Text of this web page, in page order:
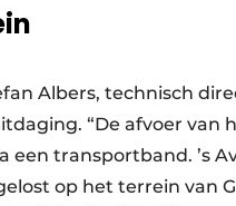
Albers, technisch
“De afvoer
een transportband. ’s
op het terrein van